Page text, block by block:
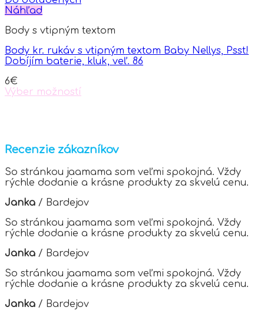
Náhľad
Body s vtipným textom
Body kr. rukáv s vtipným textom Baby Nellys, Psst!
Dobíjím baterie, kluk, veľ. 86
6€
Výber možností
variants.
The
options
may
be
chosen
on
the
product
page
Recenzie zákazníkov
So stránkou jaamama som veľmi spokojná. Vždy
rýchle dodanie a krásne produkty za skvelú cenu.
Janka / Bardejov
So stránkou jaamama som veľmi spokojná. Vždy
rýchle dodanie a krásne produkty za skvelú cenu.
Janka / Bardejov
So stránkou jaamama som veľmi spokojná. Vždy
rýchle dodanie a krásne produkty za skvelú cenu.
Janka / Bardejov